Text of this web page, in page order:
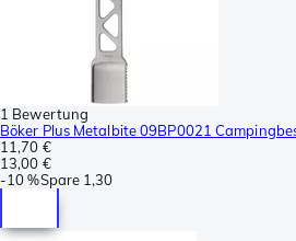
1 Bewertung
Böker Plus Metalbite 09BP0021
11,70 €
13,00 €
-10 %Spare 1,30